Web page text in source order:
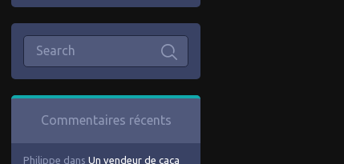
Commentaires récents
Philippe dans Un vendeur de caca